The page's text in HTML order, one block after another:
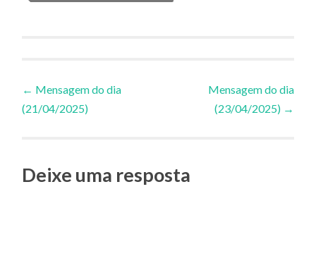
Navegação
de
Posts
← Mensagem do dia
(21/04/2025)
Mensagem do dia
(23/04/2025) →
Deixe uma resposta